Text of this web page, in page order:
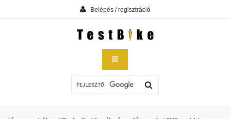
Belépés / regisztráció